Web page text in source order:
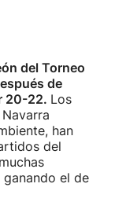
del Torneo
de
20-22. Los
han
del
el de